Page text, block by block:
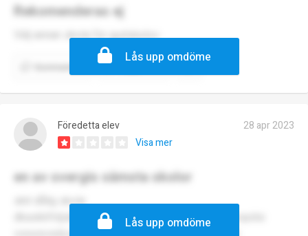
Rekomenderas ej
Välj annan skola för gudskelov
Lås upp omdöme
Föredetta elev
28 apr 2023
Visa mer
en av svergis sämsta skolor
skit dålig skola
dkaskkfnljsbajhjjözkzkhjghizjsokokmkznxjhfk vopdsi
Lås upp omdöme